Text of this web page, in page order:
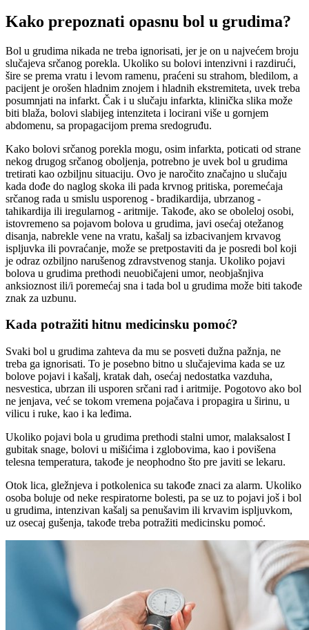
Kako prepoznati opasnu bol u grudima?
Bol u grudima nikada ne treba ignorisati, jer je on u najvećem broju
slučajeva srčanog porekla. Ukoliko su bolovi intenzivni i razdirući,
šire se prema vratu i levom ramenu, praćeni su strahom, bledilom, a
pacijent je orošen hladnim znojem i hladnih ekstremiteta, uvek treba
posumnjati na infarkt. Čak i u slučaju infarkta, klinička slika može
biti blaža, bolovi slabijeg intenziteta i locirani više u gornjem
abdomenu, sa propagacijom prema sredogruđu.
Kako bolovi srčanog porekla mogu, osim infarkta, poticati od strane
nekog drugog srčanog oboljenja, potrebno je uvek bol u grudima
tretirati kao ozbiljnu situaciju. Ovo je naročito značajno u slučaju
kada dođe do naglog skoka ili pada krvnog pritiska, poremećaja
srčanog rada u smislu usporenog - bradikardija, ubrzanog -
tahikardija ili iregularnog - aritmije. Takođe, ako se oboleloj osobi,
istovremeno sa pojavom bolova u grudima, javi osećaj otežanog
disanja, nabrekle vene na vratu, kašalj sa izbacivanjem krvavog
ispljuvka ili povraćanje, može se pretpostaviti da je posredi bol koji
je odraz ozbiljno narušenog zdravstvenog stanja. Ukoliko pojavi
bolova u grudima prethodi neuobičajeni umor, neobjašnjiva
anksioznost ili/i poremećaj sna i tada bol u grudima može biti takođe
znak za uzbunu.
Kada potražiti hitnu medicinsku pomoć?
Svaki bol u grudima zahteva da mu se posveti dužna pažnja, ne
treba ga ignorisati. To je posebno bitno u slučajevima kada se uz
bolove pojavi i kašalj, kratak dah, osećaj nedostatka vazduha,
nesvestica, ubrzan ili usporen srčani rad i aritmije. Pogotovo ako bol
ne jenjava, već se tokom vremena pojačava i propagira u širinu, u
vilicu i ruke, kao i ka leđima.
Ukoliko pojavi bola u grudima prethodi stalni umor, malaksalost I
gubitak snage, bolovi u mišićima i zglobovima, kao i povišena
telesna temperatura, takođe je neophodno što pre javiti se lekaru.
Otok lica, gležnjeva i potkolenica su takođe znaci za alarm. Ukoliko
osoba boluje od neke respiratorne bolesti, pa se uz to pojavi još i bol
u grudima, intenzivan kašalj sa penušavim ili krvavim ispljuvkom,
uz osecaj gušenja, takođe treba potražiti medicinsku pomoć.